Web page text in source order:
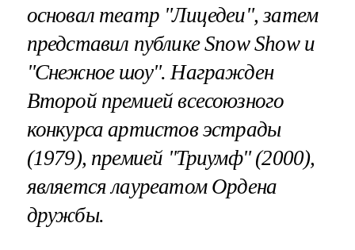
основал театр "Лицедеи", затем
представил публике Snow Show и
"Снежное шоу". Награжден
Второй премией всесоюзного
конкурса артистов эстрады
(1979), премией "Триумф" (2000),
является лауреатом Ордена
дружбы.